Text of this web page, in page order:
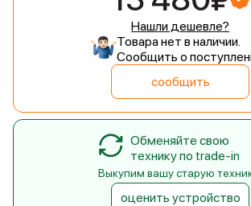
Нашли дешевле?
Товара нет в наличии.
Сообщить о
сообщить
Обменяйте свою
технику по trade-in
Выкупим вашу старую
оценить устройство